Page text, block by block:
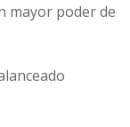
mayor poder de